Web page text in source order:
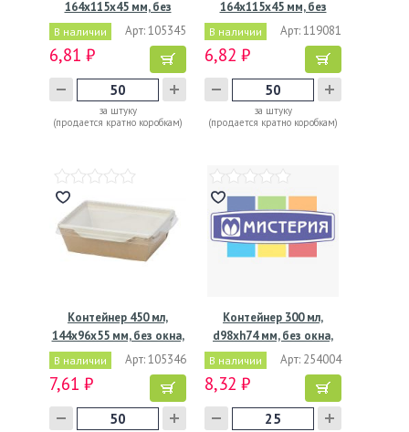
164х115х45 мм, без
окна,…
В наличии Арт: 105345
6,81 ₽
за штуку
(продается кратно коробкам)
164х115х45 мм, без
окна,…
В наличии Арт: 119081
6,82 ₽
за штуку
(продается кратно коробкам)
Контейнер 450 мл,
144х96х55 мм, без окна,
В наличии Арт: 105346
7,61 ₽
Контейнер 300 мл,
d98хh74 мм, без окна,
без…
В наличии Арт: 254004
8,32 ₽